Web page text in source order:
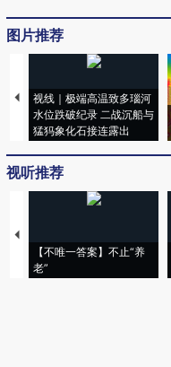
图片推荐
视线｜极端高温致多瑙河
水位跌破纪录 二战沉船与
猛犸象化石接连露出
视听推荐
【不唯一答案】不止“养
老”